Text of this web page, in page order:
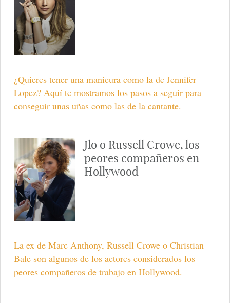
¿Quieres tener una manicura como la de Jennifer
Lopez? Aquí te mostramos los pasos a seguir para
conseguir unas uñas como las de la cantante.
Jlo o Russell Crowe, los
peores compañeros en
Hollywood
La ex de Marc Anthony, Russell Crowe o Christian
Bale son algunos de los actores considerados los
peores compañeros de trabajo en Hollywood.